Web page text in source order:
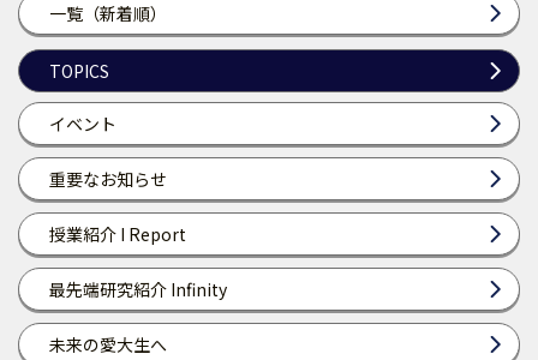
一覧（新着順）
TOPICS
イベント
重要なお知らせ
授業紹介 I Report
最先端研究紹介 Infinity
未来の愛大生へ